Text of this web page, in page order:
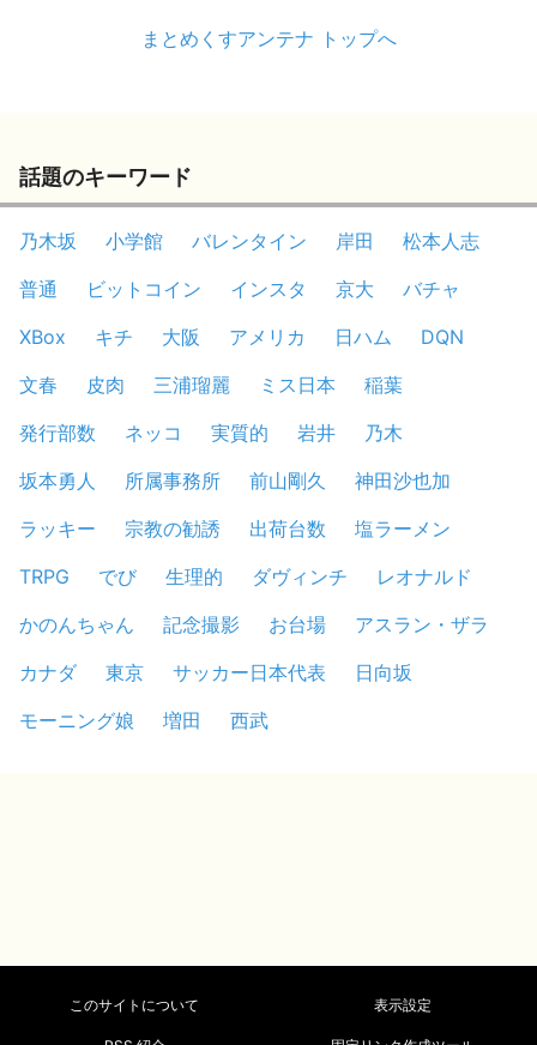
まとめくすアンテナ トップへ
話題のキーワード
乃木坂 小学館 バレンタイン 岸田
松本人志
普通
ビットコイン インスタ 京大
バチャ
XBox
キチ 大阪 アメリカ 日ハム
DQN
文春
皮肉 三浦瑠麗 ミス日本
稲葉
発行部数
ネッコ 実質的 岩井
乃木
坂本勇人
所属事務所 前山剛久
神田沙也加
ラッキー
宗教の勧誘 出荷台数
塩ラーメン
TRPG
でび 生理的 ダヴィンチ
レオナルド
かのんちゃん
記念撮影 お台場
アスラン・ザラ
カナダ
東京 サッカー日本代表
日向坂
モーニング娘
増田 西武
このサイトについて 表示設定